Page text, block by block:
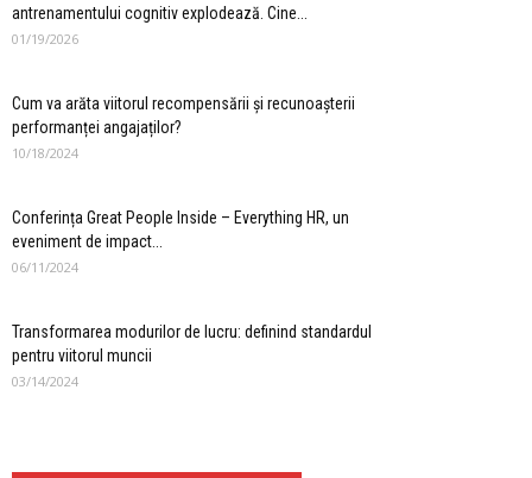
antrenamentului cognitiv explodează. Cine...
01/19/2026
Cum va arăta viitorul recompensării și recunoașterii
performanței angajaților?
10/18/2024
Conferința Great People Inside – Everything HR, un
eveniment de impact...
06/11/2024
Transformarea modurilor de lucru: definind standardul
pentru viitorul muncii
03/14/2024